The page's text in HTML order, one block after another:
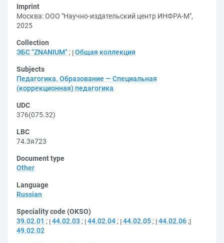
Imprint
Москва: ООО "Научно-издательский центр ИНФРА-М",
2025
Collection
ЭБС "ZNANIUM" ; Общая коллекция
Subjects
Педагогика. Образование — Специальная
(коррекционная) педагогика
UDC
376(075.32)
LBC
74.3я723
Document type
Other
Language
Russian
Speciality code (OKSO)
39.02.01 ; 44.02.03 ; 44.02.04 ; 44.02.05 ; 44.02.06 ;
49.02.02